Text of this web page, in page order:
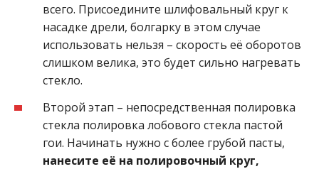
всего. Присоедините шлифовальный круг к
насадке дрели, болгарку в этом случае
использовать нельзя – скорость её оборотов
слишком велика, это будет сильно нагревать
стекло.
Второй этап – непосредственная полировка
стекла полировка лобового стекла пастой
гои. Начинать нужно с более грубой пасты,
нанесите её на полировочный круг,